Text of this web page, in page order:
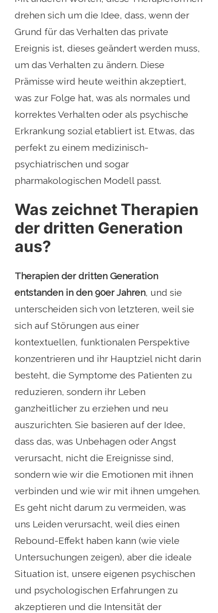
drehen sich um die Idee, dass, wenn der
Grund für das Verhalten das private
Ereignis ist, dieses geändert werden muss,
um das Verhalten zu ändern. Diese
Prämisse wird heute weithin akzeptiert,
was zur Folge hat, was als normales und
korrektes Verhalten oder als psychische
Erkrankung sozial etabliert ist. Etwas, das
perfekt zu einem medizinisch-
psychiatrischen und sogar
pharmakologischen Modell passt.
Was zeichnet Therapien
der dritten Generation
aus?
Therapien der dritten Generation
entstanden in den 90er Jahren, und sie
unterscheiden sich von letzteren, weil sie
sich auf Störungen aus einer
kontextuellen, funktionalen Perspektive
konzentrieren und ihr Hauptziel nicht darin
besteht, die Symptome des Patienten zu
reduzieren, sondern ihr Leben
ganzheitlicher zu erziehen und neu
auszurichten. Sie basieren auf der Idee,
dass das, was Unbehagen oder Angst
verursacht, nicht die Ereignisse sind,
sondern wie wir die Emotionen mit ihnen
verbinden und wie wir mit ihnen umgehen.
Es geht nicht darum zu vermeiden, was
uns Leiden verursacht, weil dies einen
Rebound-Effekt haben kann (wie viele
Untersuchungen zeigen), aber die ideale
Situation ist, unsere eigenen psychischen
und psychologischen Erfahrungen zu
akzeptieren und die Intensität der